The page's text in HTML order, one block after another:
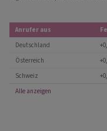
Anrufer aus
Deutschland
Österreich
Schweiz
Alle anzeigen